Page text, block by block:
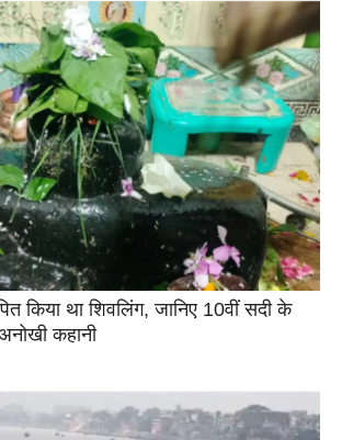
किया था शिवलिंग, जानिए 10वीं सदी के
कहानी